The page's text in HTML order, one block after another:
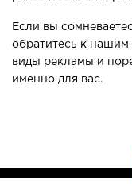
Если вы
обратитесь к
виды рекламы и
именно для вас.